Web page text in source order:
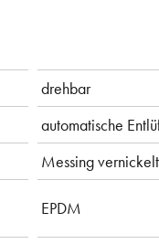
drehbar
automatische
Messing vernickelt
EPDM